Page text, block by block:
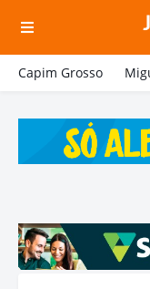
Capim Grosso